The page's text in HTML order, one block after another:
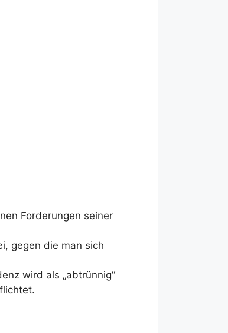
Forderungen seiner
gegen die man sich
wird als „abtrünnig“